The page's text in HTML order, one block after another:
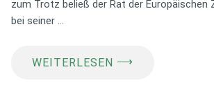
zum Trotz beließ der Rat der Europäischen
bei seiner …
WEITERLESEN ⟶